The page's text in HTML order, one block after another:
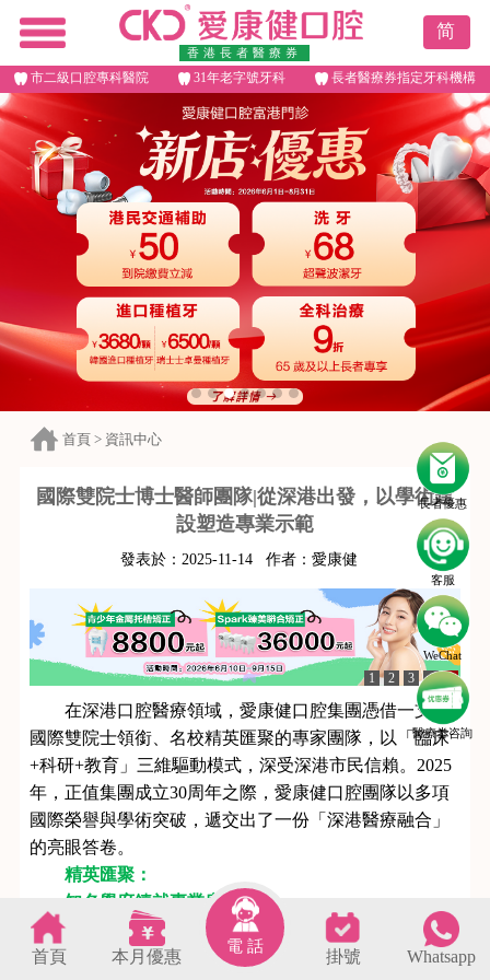
香港長者醫療券
简
市二級口腔專科醫院 31年老字號牙科 長者醫療券指定牙科機構
長者優惠
客服
WeChat
醫療劵咨詢
首頁 > 資訊中心
國際雙院士博士醫師團隊|從深港出發，以學術建
設塑造專業示範
發表於： 2025-11-14 作者： 愛康健
1 2 3 4 5
在深港口腔醫療領域，愛康健口腔集團憑借一支由
國際雙院士領銜、名校精英匯聚的專家團隊，以「臨床
+科研+教育」三維驅動模式，深受深港市民信賴。2025
年，正值集團成立30周年之際，愛康健口腔團隊以多項
國際榮譽與學術突破，遞交出了一份「深港醫療融合」
的亮眼答卷。
精英匯聚：
知名學府鑄就專業底色
愛康健口腔醫師團隊大多畢業於知名口腔醫學院
校，涵蓋華西口腔醫學院、中山大學等國內名校。團隊
首頁 本月優惠
電 話
掛號 Whatsapp